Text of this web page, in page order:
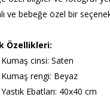
ve bebeğe özel bir
Özellikleri:
Kumaş cinsi: Saten
Kumaş rengi: Beyaz
Yastık Ebatları: 40x40 cm